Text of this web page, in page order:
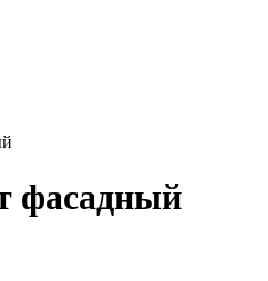
фасадный